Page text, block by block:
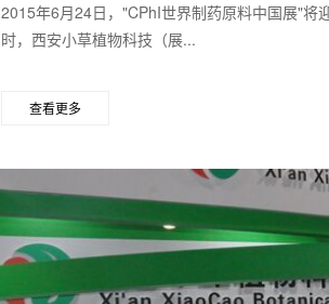
2015年6月24日，"CPhI世界制药原料中国展"将
时，西安小草植物科技（展...
查看更多